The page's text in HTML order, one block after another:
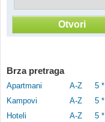
Brza pretraga
Apartmani A-Z 5 *
Kampovi
A-Z 5 *
Hoteli
A-Z 5 *